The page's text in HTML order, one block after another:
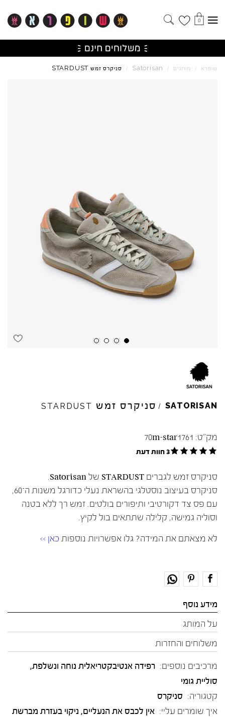
0
שופרא / מותגים /
Satorisan
/ סניקרס זמש STARDUST
SATORISAN
/ סניקרס זמש STARDUST
מק"ט: 70m-star1761
3 חוות דעת
סניקרס זמש לגברים STARDUST של Satorisan.
סניקרס בעיצוב נוסטלגי בהשראת נעלי כדורגל משנות ה־60,
עם פס צד דקורטיבי ותיפורים בולטים. זמש רך ללא בטנה
וסוליה גמישה, קלילה שתתאים בול לקיץ.
לא מצאתם את המידה? גלו אפשרויות נוספות כאן >>
מידע נוסף
על המותג
משלוחים והחזרות
מרכיבים נוספים: רפידה אנטיבקטריאלית נוחה ונשלפת,
סוליית גומי
קטגוריה: סניקרס
איך שומרים עליי: אין לכבס את הנעליים, ניקוי בעזרת מברשת